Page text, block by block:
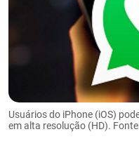
Usuários do iPhone (iOS)
em alta resolução (HD).